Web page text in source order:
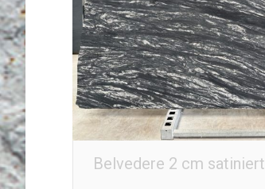
Belvedere 2 cm satiniert